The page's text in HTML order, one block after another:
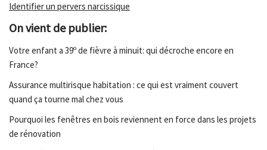
Identifier un pervers narcissique
On vient de publier:
Votre enfant a 39º de fièvre à minuit: qui décroche encore en
France?
Assurance multirisque habitation : ce qui est vraiment couvert
quand ça tourne mal chez vous
Pourquoi les fenêtres en bois reviennent en force dans les projets
de rénovation